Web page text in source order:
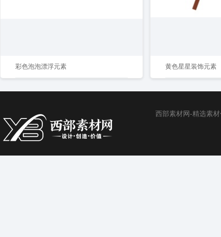
彩色泡泡漂浮元素 黄色星星装饰元素
西部素材网-精选素